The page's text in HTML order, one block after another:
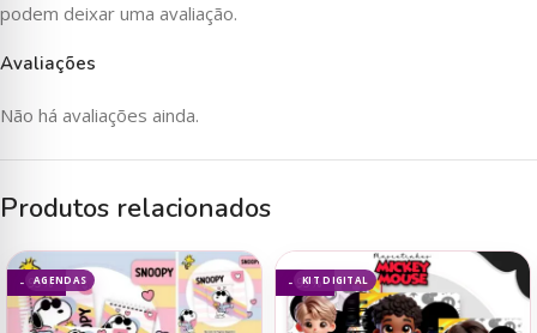
Avaliações
Não há avaliações ainda.
podem deixar uma avaliação.
Produtos relacionados
AGENDAS
- 93% KIT DIGITAL
- 93%